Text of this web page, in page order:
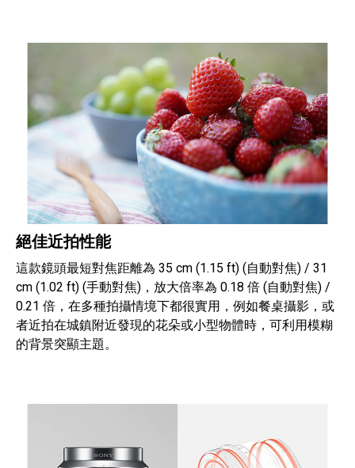
絕佳近拍性能
這款鏡頭最短對焦距離為 35 cm (1.15 ft) (自動對焦) / 31
cm (1.02 ft) (手動對焦)，放大倍率為 0.18 倍 (自動對焦) /
0.21 倍，在多種拍攝情境下都很實用，例如餐桌攝影，或
者近拍在城鎮附近發現的花朵或小型物體時，可利用模糊
的背景突顯主題。